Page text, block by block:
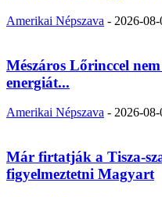
Amerikai Népszava - 2026-08-
Mészáros Lőrinccel
energiát...
Amerikai Népszava - 2026-08-
Már firtatják a Tisza-
figyelmeztetni Magyart